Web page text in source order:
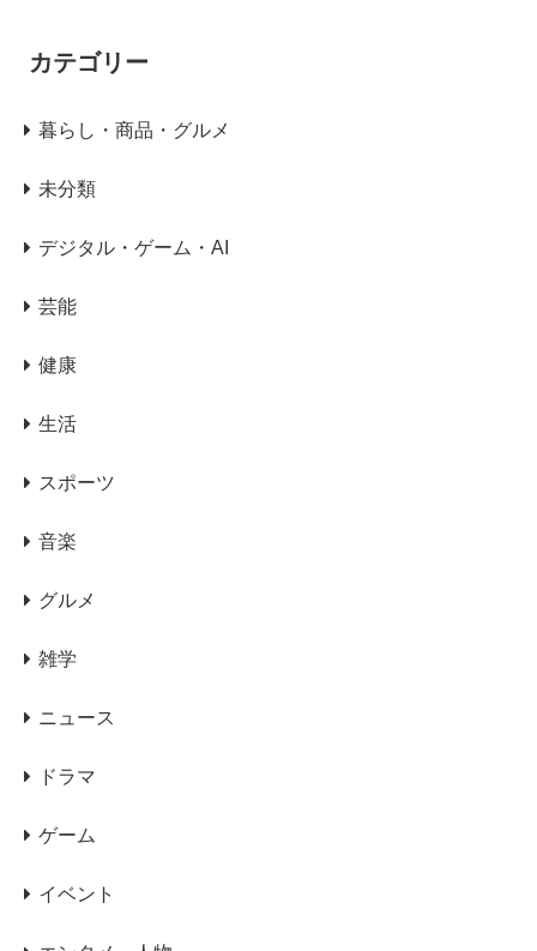
カテゴリー
暮らし・商品・グルメ
未分類
デジタル・ゲーム・AI
芸能
健康
生活
スポーツ
音楽
グルメ
雑学
ニュース
ドラマ
ゲーム
イベント